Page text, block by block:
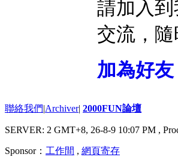
請加入
交流，
加為好友
聯絡我們|Archiver| 2000FUN論壇
SERVER: 2 GMT+8, 26-8-9 10:07 PM ,
Sponsor： 工作間 , 網頁寄存